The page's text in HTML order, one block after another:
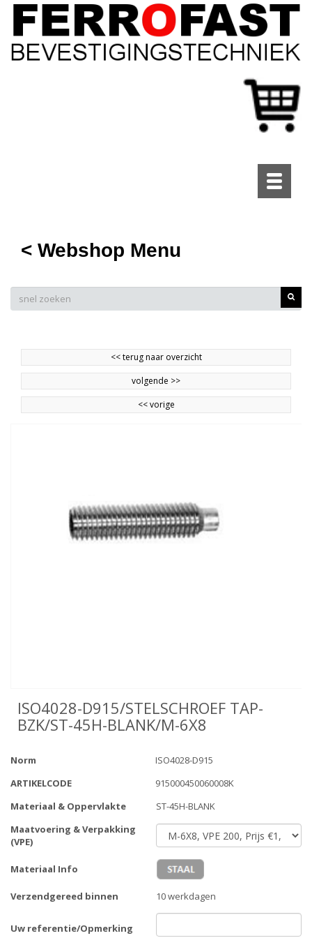
Toggle
< Webshop Menu
<<terug naar overzicht
volgende >>
<<vorige
ISO4028-D915/STELSCHROEF TAP-
BZK/ST-45H-BLANK/M-6X8
Norm
ISO4028-D915
ARTIKELCODE
915000450060008K
Materiaal & Oppervlakte
ST-45H-BLANK
Maatvoering & Verpakking
(VPE)
Materiaal Info
Verzendgereed binnen 10 werkdagen
Uw referentie/Opmerking